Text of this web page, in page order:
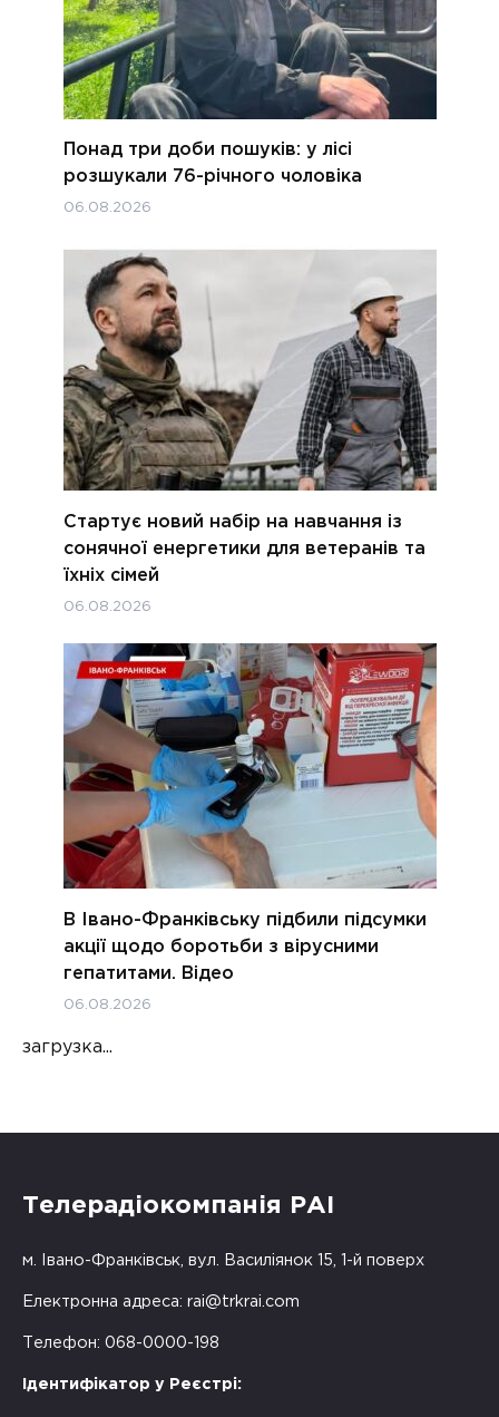
Понад три доби пошуків: у лісі
розшукали 76-річного чоловіка
06.08.2026
Стартує новий набір на навчання із
сонячної енергетики для ветеранів та
їхніх сімей
06.08.2026
В Івано-Франківську підбили підсумки
акції щодо боротьби з вірусними
гепатитами. Відео
06.08.2026
загрузка...
Телерадіокомпанія РАІ
м. Івано-Франківськ, вул. Василіянок 15, 1-й поверх
Електронна адреса: rai@trkrai.com
Телефон: 068-0000-198
Ідентифікатор у Реєстрі: